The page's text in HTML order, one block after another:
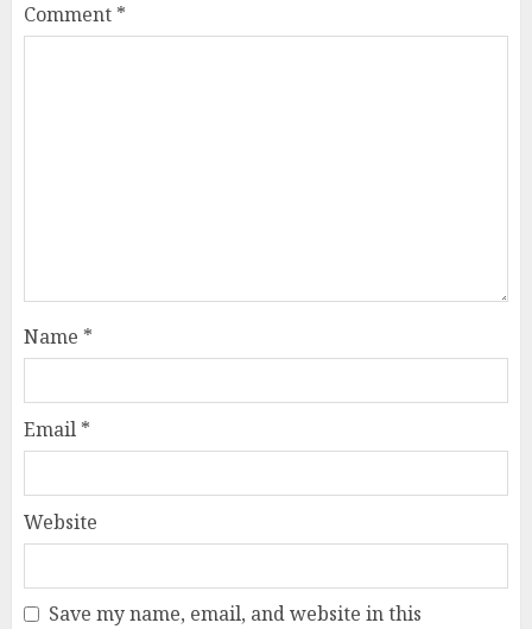
Comment *
Name *
Email *
Website
Save my name, email, and website in this